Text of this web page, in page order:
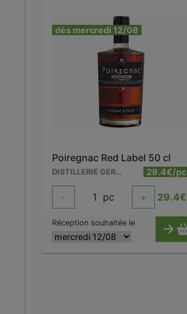
dès mercredi 12/08
Poiregnac Red Label 50 cl
DISTILLERIE GERVIN 29.4€/pc
- 1 pc + 29.4€
Réception souhaitée le